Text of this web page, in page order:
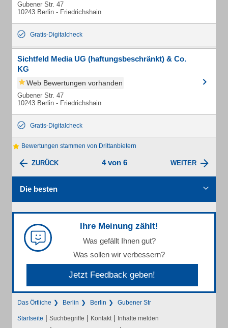
Gubener Str. 47
10243 Berlin - Friedrichshain
Gratis-Digitalcheck
Sichtfeld Media UG (haftungsbeschränkt) & Co.
KG
Web Bewertungen vorhanden
Gubener Str. 47
10243 Berlin - Friedrichshain
Gratis-Digitalcheck
Bewertungen stammen von Drittanbietern
ZURÜCK 4 von 6 WEITER
Die besten
Ihre Meinung zählt!
Was gefällt Ihnen gut?
Was sollen wir verbessern?
Jetzt Feedback geben!
Das Örtliche Berlin Berlin Gubener Str
Startseite | Suchbegriffe | Kontakt | Inhalte melden